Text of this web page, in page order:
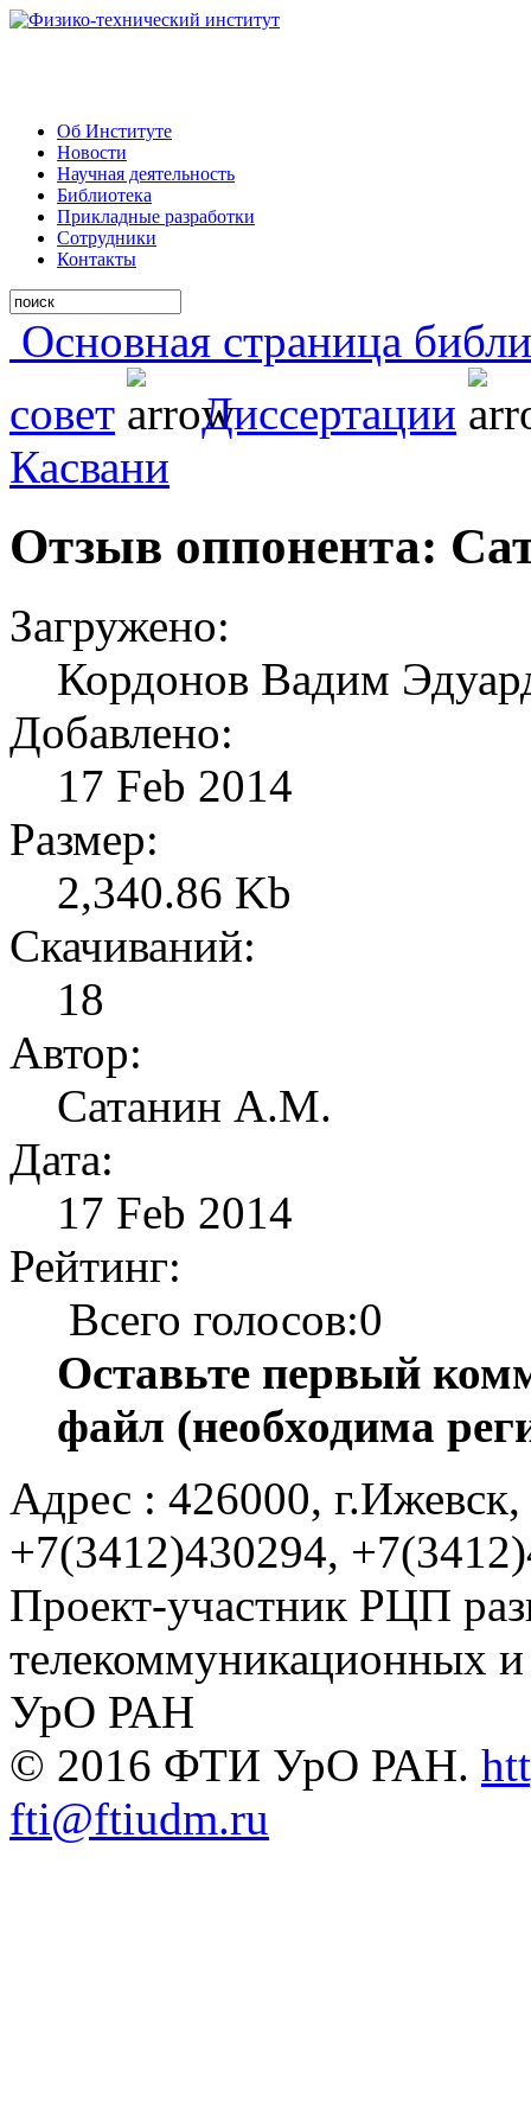
Об Институте
Новости
Научная деятельность
Библиотека
Прикладные разработки
Сотрудники
Контакты
Основная страница
совет
Диссертации
Касвани
Отзыв оппонента:
Загружено:
Кордонов Вадим
Добавлено:
17 Feb 2014
Размер:
2,340.86 Kb
Скачиваний:
18
Автор:
Сатанин А.М.
Дата:
17 Feb 2014
Рейтинг:
Всего голосов:0
Оставьте первый
файл (необходима
Адрес : 426000,
+7(3412)430294,
Проект-участник РЦП
телекоммуникационных
УрО РАН
© 2016 ФТИ УрО РАН.
fti@ftiudm.ru